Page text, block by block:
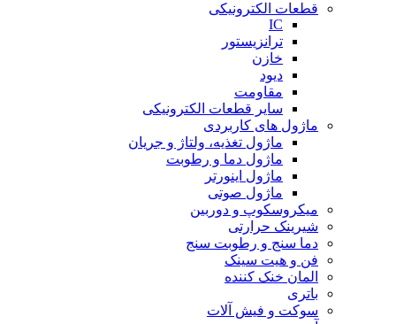
قطعات الکترونیکی
IC
ترانزیستور
خازن
دیود
مقاومت
سایر قطعات الکترونیکی
ماژول های کاربردی
ماژول تغذیه، ولتاژ و جریان
ماژول دما و رطوبت
ماژول اینورتر
ماژول صوتی
میکروسکوپ و دوربین
شیرینک حرارتی
دما سنج و رطوبت سنج
فن و هیت سینک
المان خنک کننده
باتری
سوکت و فیش آلات